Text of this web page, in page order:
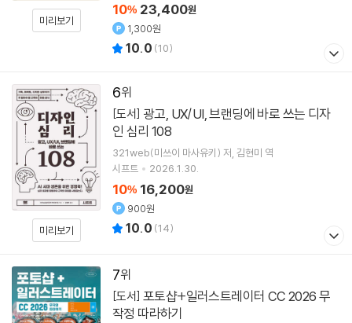
미리보기
10% 23,400원
1,300원
10.0 (10)
6
미리보기
[도서]
인 심리 108
321web(미쓰이 마사유키) 저 김현미 역
시프트
2026.1.30.
10% 16,200원
900원
10.0 (14)
7
[도서]
작정 따라하기